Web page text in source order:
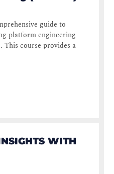
guide to
platform engineering
course provides a
WITH